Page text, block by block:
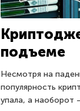
подъеме
Несмотря на
популярность
упала, а наоборот